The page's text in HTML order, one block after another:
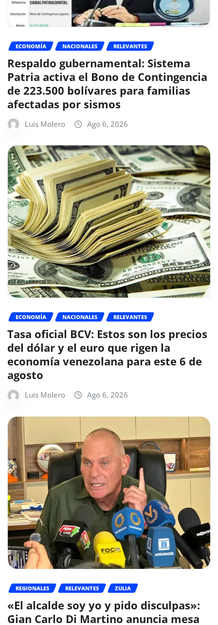
ECONOMÍA NACIONALES RELEVANTES
Respaldo gubernamental: Sistema
Patria activa el Bono de Contingencia
de 223.500 bolívares para familias
afectadas por sismos
Luis Molero Ago 6, 2026
ECONOMÍA NACIONALES RELEVANTES
Tasa oficial BCV: Estos son los precios
del dólar y el euro que rigen la
economía venezolana para este 6 de
agosto
Luis Molero Ago 6, 2026
REGIONALES RELEVANTES ZULIA
«El alcalde soy yo y pido disculpas»:
Gian Carlo Di Martino anuncia mesa